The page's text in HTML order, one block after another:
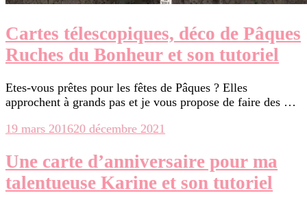
Cartes télescopiques, déco de Pâques
Ruches du Bonheur et son tutoriel
Etes-vous prêtes pour les fêtes de Pâques ? Elles
approchent à grands pas et je vous propose de faire des …
19 mars 201620 décembre 2021
Une carte d’anniversaire pour ma
talentueuse Karine et son tutoriel